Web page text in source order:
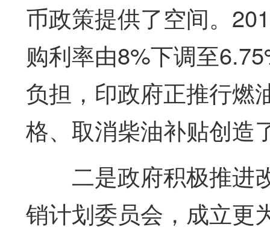
币政策提供了空间。
购利率由8%下调至
负担，印政府正推行燃
格、取消柴油补贴创造
二是政府积极推进
销计划委员会，成立更